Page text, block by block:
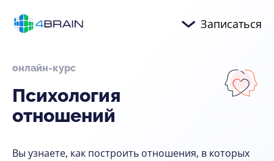
Записаться
онлайн-курс
Психология
отношений
Вы узнаете, как построить отношения, в которых